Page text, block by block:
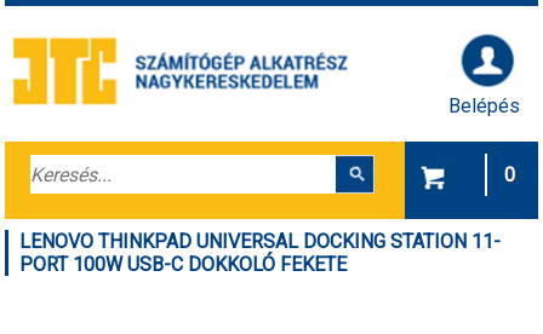
Belépés
0
LENOVO THINKPAD UNIVERSAL DOCKING STATION 11-
PORT 100W USB-C DOKKOLÓ FEKETE